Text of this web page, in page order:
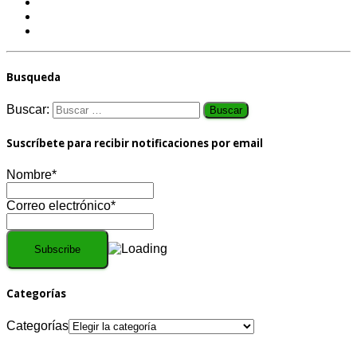
Busqueda
Buscar:
Suscríbete para recibir notificaciones por email
Nombre*
Correo electrónico*
Categorías
Categorías